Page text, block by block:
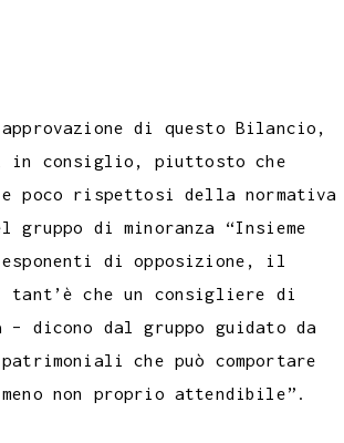
di questo Bilancio,
consiglio, piuttosto che
poco rispettosi della normativa
gruppo di minoranza “Insieme
di opposizione, il
che un consigliere di
dicono dal gruppo guidato da
che può comportare
non proprio attendibile”.